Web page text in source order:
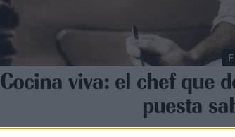
Cocina viva: el chef que
puesta